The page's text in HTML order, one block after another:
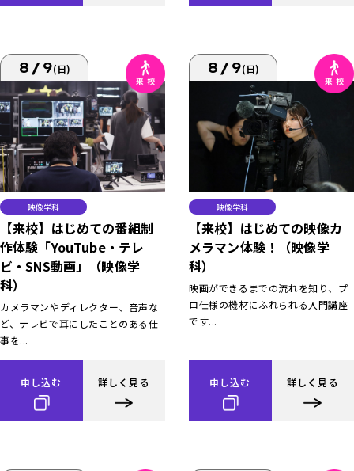
8/9(日)
映像学科
【来校】はじめての番組制
作体験「YouTube・テレ
ビ・SNS動画」（映像学
科）
カメラマンやディレクター、音声な
ど、テレビで耳にしたことのある仕
事を...
申し込む 詳しく見る
8/9(日)
映像学科
【来校】はじめての映像カ
メラマン体験！（映像学
科）
映画ができるまでの流れを知り、プ
ロ仕様の機材にふれられる入門講座
です...
申し込む 詳しく見る